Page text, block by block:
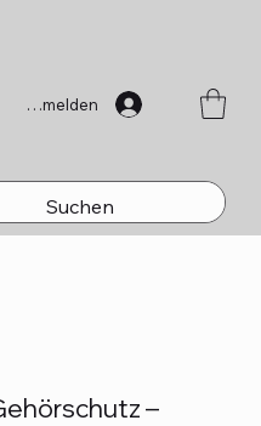
Anmelden
–